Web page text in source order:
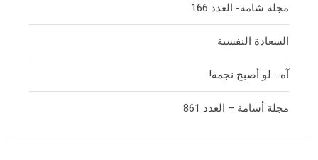
مجلة شامة- العدد 166
السعادة النفسية
آه… لو أصبح نجمة!
مجلة أسامة – العدد 861